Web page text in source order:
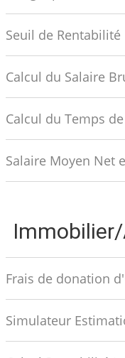
Seuil de Rentabilité
Calcul du Salaire
Calcul du Temps
Salaire Moyen Net
Frais de donation
Simulateur